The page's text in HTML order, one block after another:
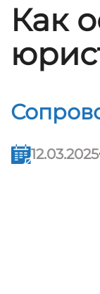
Как
12.03.2025